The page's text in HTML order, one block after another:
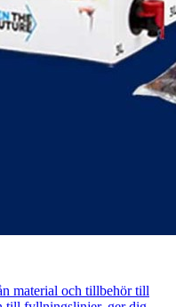
material och tillbehör till